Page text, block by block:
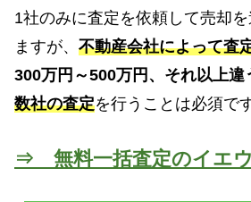
1社のみに査定を依頼して売却
ますが、 不動産会社によって査
300万円～500万円、それ以上違
数社の査定を行うことは必須です
⇒ 無料一括査定のイエ